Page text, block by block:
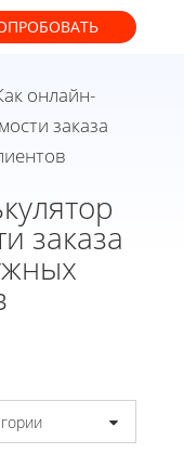
онлайн-
заказа
заказа